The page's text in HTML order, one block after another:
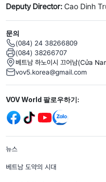
Deputy Director: Cao Dinh
문의
(084) 24 38266809
(084) 38266707
베트남 하노이시 끄어남(Cửa
vov5.korea@gmail.com
Mạng xã hội
VOV World 팔로우하기:
menu footer tiếng
뉴스
베트남 도약의 시대